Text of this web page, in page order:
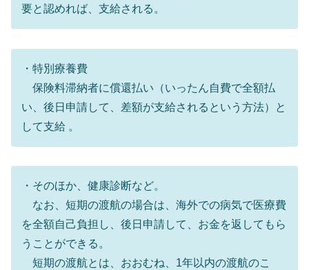
要と認めれば、支給される。
・特別療養費
保険料滞納者に償還払い（いったん自費で全額払
い、後日申請して、差額が支給されるという方法）と
して支給 。
・そのほか、健康診断など。
なお、短期の渡航の場合は、海外での病気で医療費
を全額自己負担し、後日申請して、お金を返してもら
うことができる。
短期の渡航とは、おおむね、1年以内の渡航のこ